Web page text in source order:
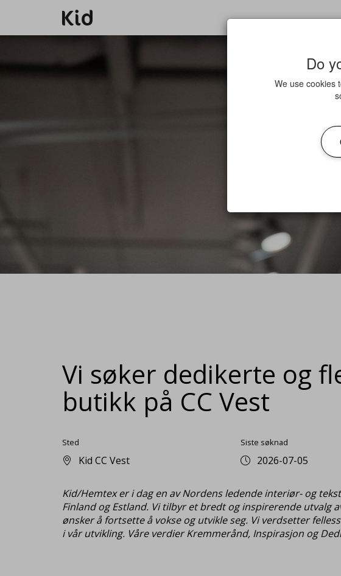
Vi søker dedikerte og
butikk på CC Vest
Sted
Kid CC Vest
Siste søknad
2026-07-05
Kid/Hemtex er i dag en av Nordens ledende interiør- og
Finland og Estland. Vi tilbyr et bredt og inspirerende utvalg
ønsker å fortsette å vokse og utvikle seg. Vi verdsetter
i vår utvikling. Våre verdier Kremmerånd, Inspirasjon og
Do
We use cookies